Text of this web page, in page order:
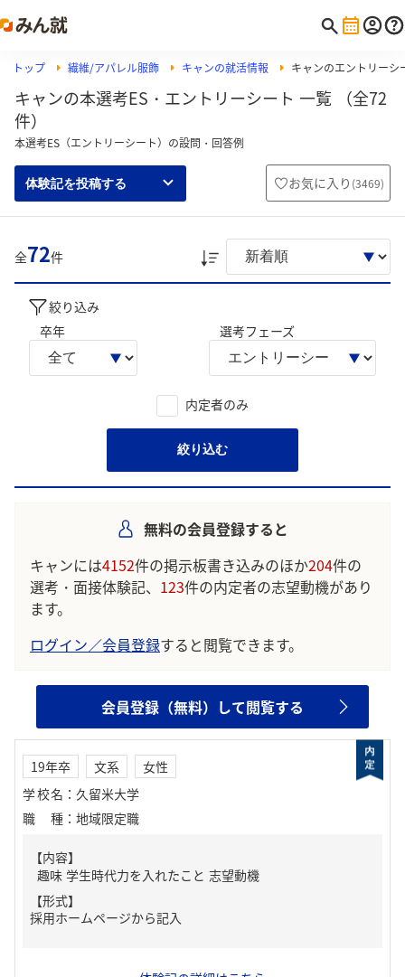
トップ 繊維/アパレル服飾 キャンの就活情報 キャンのエントリーシ
キャンの本選考ES・エントリーシート 一覧 （全72
件）
本選考ES（エントリーシート）の設問・回答例
体験記を投稿する お気に入り (3469)
全72件
絞り込み
卒年
選考フェーズ
内定者のみ
絞り込む
無料の会員登録すると
キャンには4152件の掲示板書き込みのほか204件の
選考・面接体験記、 123件の内定者の志望動機があり
ます。
ログイン／会員登録すると閲覧できます。
会員登録（無料）して閲覧する
19年卒 文系
女性
学校名 ： 久留米大学
職種 ： 地域限定職
【内容】
趣味 学生時代力を入れたこと 志望動機
【形式】
採用ホームページから記入